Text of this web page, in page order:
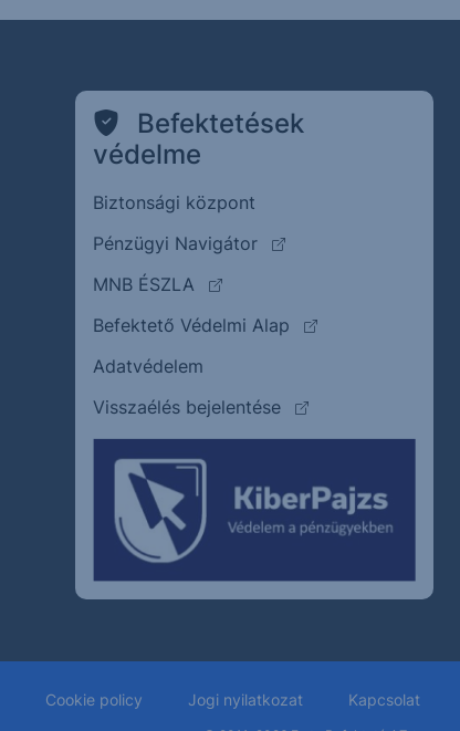
Befektetések
védelme
Biztonsági központ
Pénzügyi Navigátor
(külső oldalra ugrik)
MNB ÉSZLA
(külső oldalra ugrik)
Befektető Védelmi Alap
(külső oldalra
Adatvédelem
Visszaélés bejelentése
(külső oldalra ugrik)
Cookie policy Jogi nyilatkozat Kapcsolat